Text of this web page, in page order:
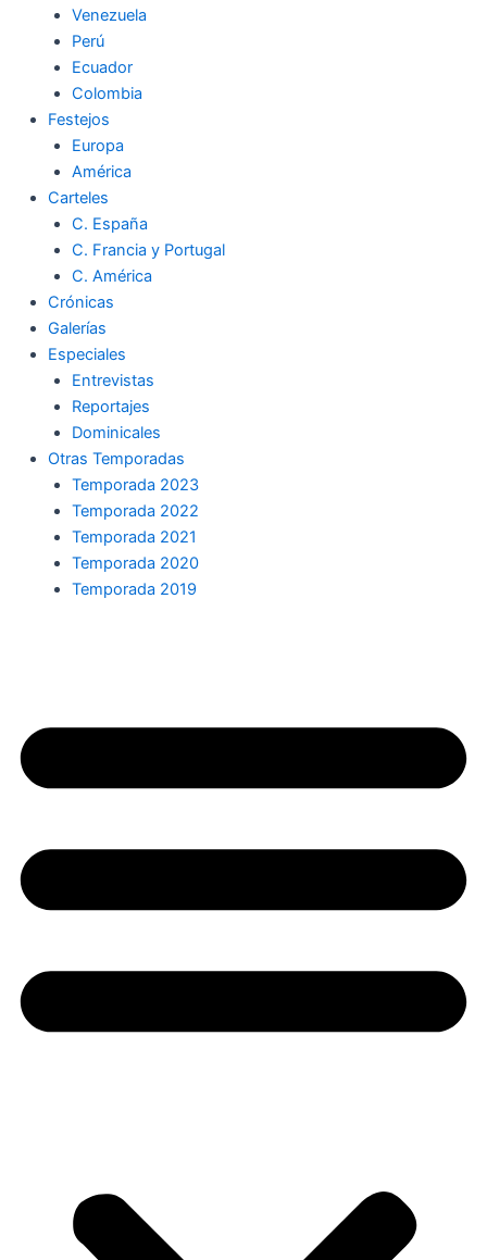
k
Venezuela
Perú
Ecuador
Colombia
Festejos
Europa
América
Carteles
C. España
C. Francia y Portugal
C. América
Crónicas
Galerías
Especiales
Entrevistas
Reportajes
Dominicales
Otras Temporadas
Temporada 2023
Temporada 2022
Temporada 2021
Temporada 2020
Temporada 2019